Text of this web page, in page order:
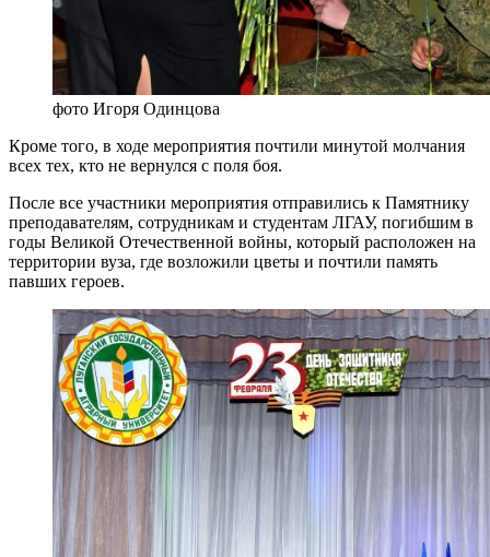
фото Игоря Одинцова
Кроме того, в ходе мероприятия почтили минутой молчания
всех тех, кто не вернулся с поля боя.
После все участники мероприятия отправились к Памятнику
преподавателям, сотрудникам и студентам ЛГАУ, погибшим в
годы Великой Отечественной войны, который расположен на
территории вуза, где возложили цветы и почтили память
павших героев.